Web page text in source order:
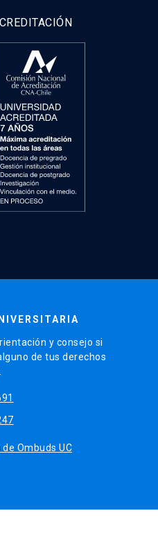
y consejo si
de tus derechos
Ombuds UC